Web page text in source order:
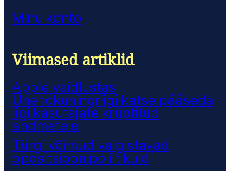
Minu konto
Viimased artiklid
Apple vaidlustas
Ühendkuningriigi katse pääseda
ligi kasutajate krüptitud
andmetele
Türgi võimud vaigistavad
opositsioonipoliitikuid